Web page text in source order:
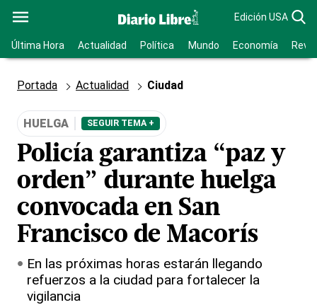
Edición USA
Última Hora Actualidad Política Mundo Economía
Portada Actualidad Ciudad
HUELGA SEGUIR TEMA +
Policía garantiza “paz y
orden” durante huelga
convocada en San
Francisco de Macorís
En las próximas horas estarán llegando
refuerzos a la ciudad para fortalecer la
vigilancia